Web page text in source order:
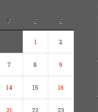
F S S
1 2
7 8 9
14 15 16
21 22 23